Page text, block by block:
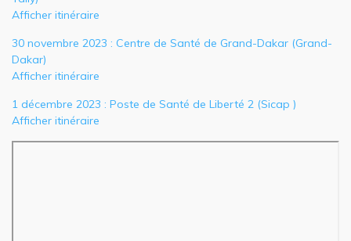
Afficher itinéraire
30 novembre 2023 : Centre de Santé de Grand-Dakar (Grand-
Dakar)
Afficher itinéraire
1 décembre 2023 : Poste de Santé de Liberté 2 (Sicap )
Afficher itinéraire